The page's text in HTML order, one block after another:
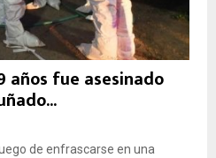
años fue asesinado
de enfrascarse en una